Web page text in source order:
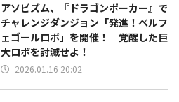
アソビズム、『ドラゴンポーカー』で
チャレンジダンジョン「発進！ベルフ
ェゴールロボ」を開催！ 覚醒した巨
大ロボを討滅せよ！
2026.01.16 20:02